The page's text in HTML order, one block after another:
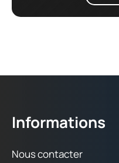
Informations
Nous contacter